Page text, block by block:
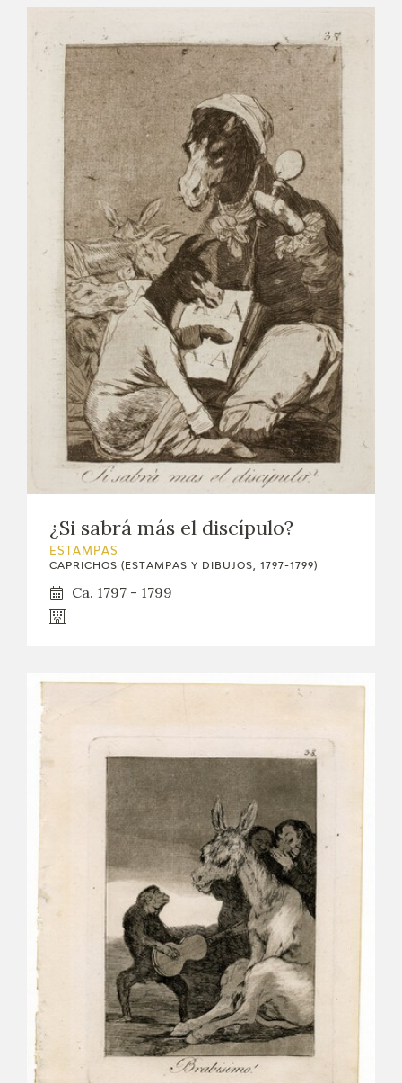
¿Si sabrá más el discípulo?
ESTAMPAS
CAPRICHOS (ESTAMPAS Y DIBUJOS, 1797-1799)
Ca. 1797 - 1799